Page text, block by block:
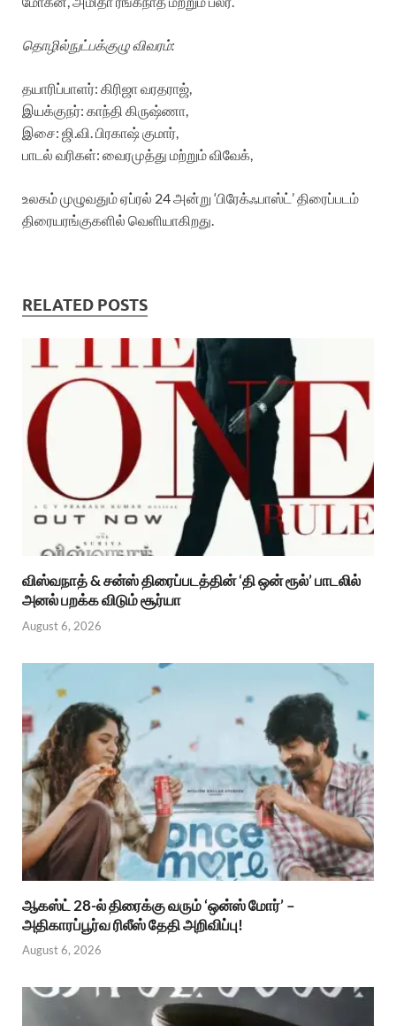
தொழில்நுட்பக்குழு விவரம்:
தயாரிப்பாளர்: கிரிஜா வரதராஜ்,
இயக்குநர்: காந்தி கிருஷ்ணா,
இசை: ஜி.வி. பிரகாஷ் குமார்,
பாடல் வரிகள்: வைரமுத்து மற்றும் விவேக்,
உலகம் முழுவதும் ஏப்ரல் 24 அன்று ‘பிரேக்ஃபாஸ்ட்’ திரைப்படம்
திரையரங்குகளில் வெளியாகிறது.
RELATED POSTS
விஸ்வநாத் & சன்ஸ் திரைப்படத்தின் ‘தி ஒன் ரூல்’ பாடலில்
அனல் பறக்க விடும் சூர்யா
August 6, 2026
ஆகஸ்ட் 28-ல் திரைக்கு வரும் ‘ஒன்ஸ் மோர்’ –
அதிகாரப்பூர்வ ரிலீஸ் தேதி அறிவிப்பு!
August 6, 2026